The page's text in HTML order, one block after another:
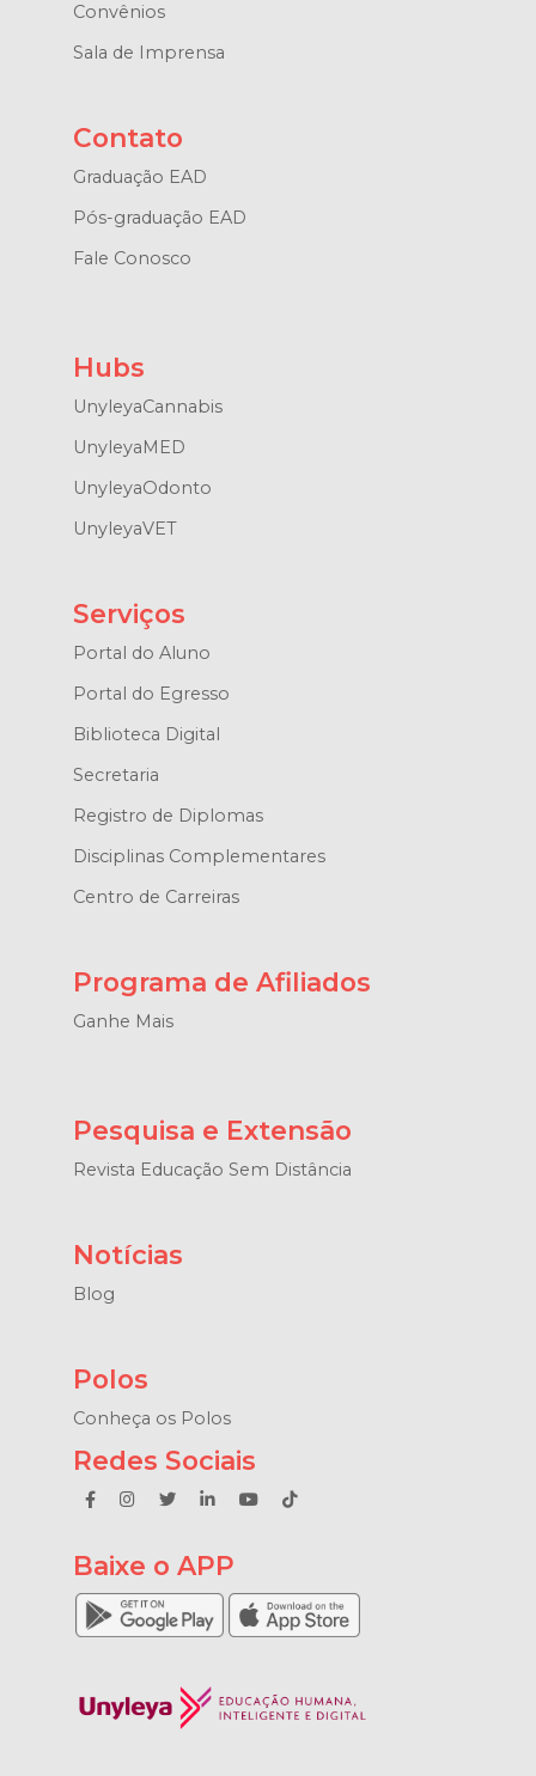
Convênios
Sala de Imprensa
Contato
Graduação EAD
Pós-graduação EAD
Fale Conosco
Hubs
UnyleyaCannabis
UnyleyaMED
UnyleyaOdonto
UnyleyaVET
Serviços
Portal do Aluno
Portal do Egresso
Biblioteca Digital
Secretaria
Registro de Diplomas
Disciplinas Complementares
Centro de Carreiras
Programa de Afiliados
Ganhe Mais
Pesquisa e Extensão
Revista Educação Sem Distância
Notícias
Blog
Polos
Conheça os Polos
Redes Sociais
Baixe o APP